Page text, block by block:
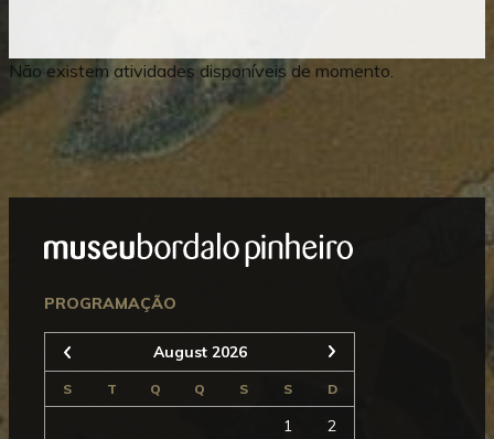
Não existem atividades disponíveis de momento.
PROGRAMAÇÃO
Anterior August 2026 Seguinte
S T Q Q S S D
1
2